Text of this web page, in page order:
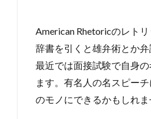
American Rhetoricのレト
辞書を引くと雄弁術とか
最近では面接試験で自身
ます。有名人の名スピー
のモノにできるかもしれま